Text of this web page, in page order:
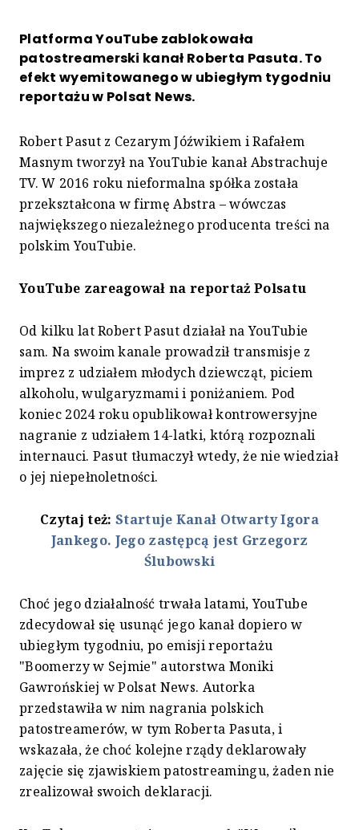
Platforma YouTube zablokowała
patostreamerski kanał Roberta Pasuta. To
efekt wyemitowanego w ubiegłym tygodniu
reportażu w Polsat News.
Robert Pasut z Cezarym Jóźwikiem i Rafałem
Masnym tworzył na YouTubie kanał Abstrachuje
TV. W 2016 roku nieformalna spółka została
przekształcona w firmę Abstra – wówczas
największego niezależnego producenta treści na
polskim YouTubie.
YouTube zareagował na reportaż Polsatu
Od kilku lat Robert Pasut działał na YouTubie
sam. Na swoim kanale prowadził transmisje z
imprez z udziałem młodych dziewcząt, piciem
alkoholu, wulgaryzmami i poniżaniem. Pod
koniec 2024 roku opublikował kontrowersyjne
nagranie z udziałem 14-latki, którą rozpoznali
internauci. Pasut tłumaczył wtedy, że nie wiedział
o jej niepełnoletności.
Czytaj też: Startuje Kanał Otwarty Igora
Jankego. Jego zastępcą jest Grzegorz
Ślubowski
Choć jego działalność trwała latami, YouTube
zdecydował się usunąć jego kanał dopiero w
ubiegłym tygodniu, po emisji reportażu
"Boomerzy w Sejmie" autorstwa Moniki
Gawrońskiej w Polsat News. Autorka
przedstawiła w nim nagrania polskich
patostreamerów, w tym Roberta Pasuta, i
wskazała, że choć kolejne rządy deklarowały
zajęcie się zjawiskiem patostreamingu, żaden nie
zrealizował swoich deklaracji.